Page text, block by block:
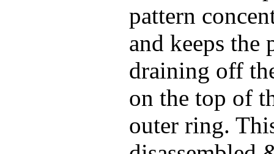
pattern
and keeps
draining off
on the top of
outer ring.